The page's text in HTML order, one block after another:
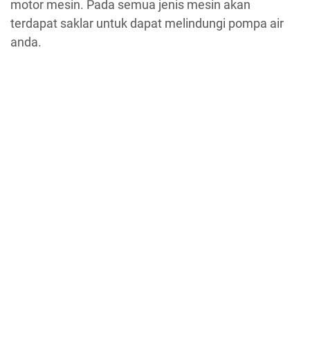
motor mesin. Pada semua jenis mesin akan
terdapat saklar untuk dapat melindungi pompa air
anda.